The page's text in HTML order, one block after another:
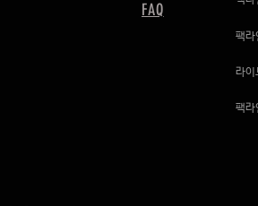
FAQ
팩라
라이
팩라